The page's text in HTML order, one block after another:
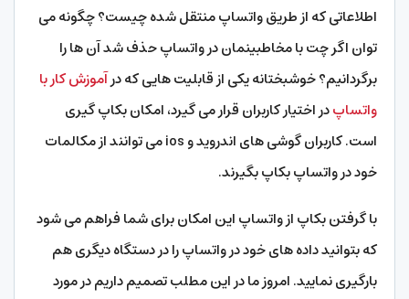
اطلاعاتی که از طریق واتساپ منتقل شده چیست؟ چگونه می
توان اگر چت با مخاطبینمان در واتساپ حذف شد آن ها را
برگردانیم؟ خوشبختانه یکی از قابلیت هایی که درآموزش کار با
واتساپدر اختیار کاربران قرار می گیرد، امکان بکاپ گیری
است. کاربران گوشی های اندروید و ios می توانند از مکالمات
خود در واتساپ بکاپ بگیرند.
با گرفتن بکاپ از واتساپ این امکان برای شما فراهم می شود
که بتوانید داده های خود در واتساپ را در دستگاه دیگری هم
بارگیری نمایید. امروز ما در این مطلب تصمیم داریم در مورد